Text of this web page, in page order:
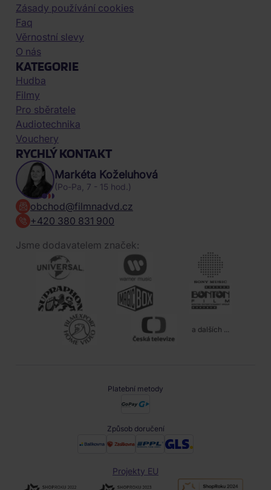
Zásady používání cookies
Faq
Věrnostní slevy
O nás
KATEGORIE
Hudba
Filmy
Pro sběratele
Audiotechnika
Vouchery
RYCHLÝ KONTAKT
Markéta Koželuhová
(Po-Pa, 7 - 15 hod.)
obchod@filmnadvd.cz
+420 380 831 900
Jsme dodavatelem značek:
a dalších ...
Platební metody
Způsob doručení
Projekty EU